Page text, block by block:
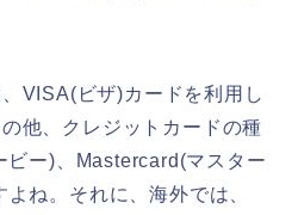
VISA(ビザ)カードを利用し
他、クレジットカードの種
ビー)、Mastercard(マスター
ね。それに、海外では、